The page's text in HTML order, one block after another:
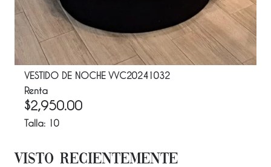
VESTIDO DE NOCHE VVC20241032
Renta
$2,950.00
Talla: 10
Visto Recientemente